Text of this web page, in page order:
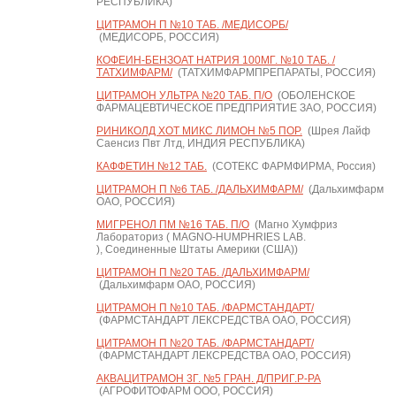
ЦИТРАМОН П №10 ТАБ. /МЕДИСОРБ/
(МЕДИСОРБ, РОССИЯ)
КОФЕИН-БЕНЗОАТ НАТРИЯ 100МГ. №10 ТАБ. /
ТАТХИМФАРМ/(ТАТХИМФАРМПРЕПАРАТЫ, РОССИЯ)
ЦИТРАМОН УЛЬТРА №20 ТАБ. П/О(ОБОЛЕНСКОЕ
ФАРМАЦЕВТИЧЕСКОЕ ПРЕДПРИЯТИЕ ЗАО, РОССИЯ)
РИНИКОЛД ХОТ МИКС ЛИМОН №5 ПОР.(Шрея Лайф
Саенсиз Пвт Лтд, ИНДИЯ РЕСПУБЛИКА)
КАФФЕТИН №12 ТАБ.(СОТЕКС ФАРМФИРМА, Россия)
ЦИТРАМОН П №6 ТАБ. /ДАЛЬХИМФАРМ/(Дальхимфарм
ОАО, РОССИЯ)
МИГРЕНОЛ ПМ №16 ТАБ. П/О(Магно Хумфриз
Лабораториз ( MAGNO-HUMPHRIES LAB.
), Соединенные Штаты Америки (США))
ЦИТРАМОН П №20 ТАБ. /ДАЛЬХИМФАРМ/
(Дальхимфарм ОАО, РОССИЯ)
ЦИТРАМОН П №10 ТАБ. /ФАРМСТАНДАРТ/
(ФАРМСТАНДАРТ ЛЕКСРЕДСТВА ОАО, РОССИЯ)
ЦИТРАМОН П №20 ТАБ. /ФАРМСТАНДАРТ/
(ФАРМСТАНДАРТ ЛЕКСРЕДСТВА ОАО, РОССИЯ)
АКВАЦИТРАМОН 3Г. №5 ГРАН. Д/ПРИГ.Р-РА
(АГРОФИТОФАРМ ООО, РОССИЯ)